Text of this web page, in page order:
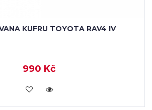
KUFRU TOYOTA RAV4 IV
990 Kč
KOUPIT